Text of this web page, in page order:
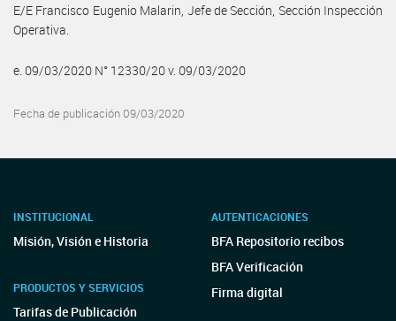
E/E Francisco Eugenio Malarin, Jefe de Sección, Sección Inspección
Operativa.
e. 09/03/2020 N° 12330/20 v. 09/03/2020
Fecha de publicación 09/03/2020
INSTITUCIONAL
Misión, Visión e Historia
PRODUCTOS Y SERVICIOS
Tarifas de Publicación
AUTENTICACIONES
BFA Repositorio recibos
BFA Verificación
Firma digital